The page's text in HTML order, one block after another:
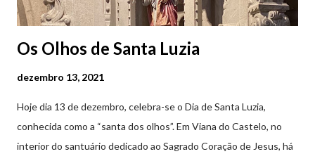
Os Olhos de Santa Luzia
dezembro 13, 2021
Hoje dia 13 de dezembro, celebra-se o Dia de Santa Luzia,
conhecida como a “santa dos olhos”. Em Viana do Castelo, no
interior do santuário dedicado ao Sagrado Coração de Jesus, há